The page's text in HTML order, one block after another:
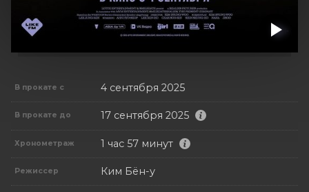
В прокате с 4 сентября 2025
В прокате до 17 сентября 2025
Хронометраж 1 час 57 минут
Режиссер Ким Бён-у